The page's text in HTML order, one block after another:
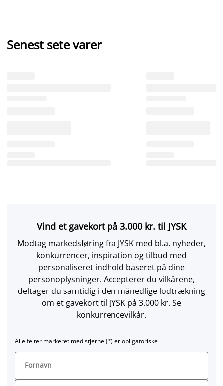
Senest sete varer
Vind et gavekort på 3.000 kr. til JYSK
Modtag markedsføring fra JYSK med bl.a. nyheder,
konkurrencer, inspiration og tilbud med
personaliseret indhold baseret på dine
personoplysninger. Accepterer du vilkårene,
deltager du samtidig i den månedlige lodtrækning
om et gavekort til JYSK på 3.000 kr. Se
konkurrencevilkår.
Alle felter markeret med stjerne (*) er obligatoriske
Fornavn